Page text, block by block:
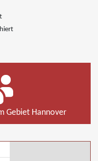
Gebiet Hannover